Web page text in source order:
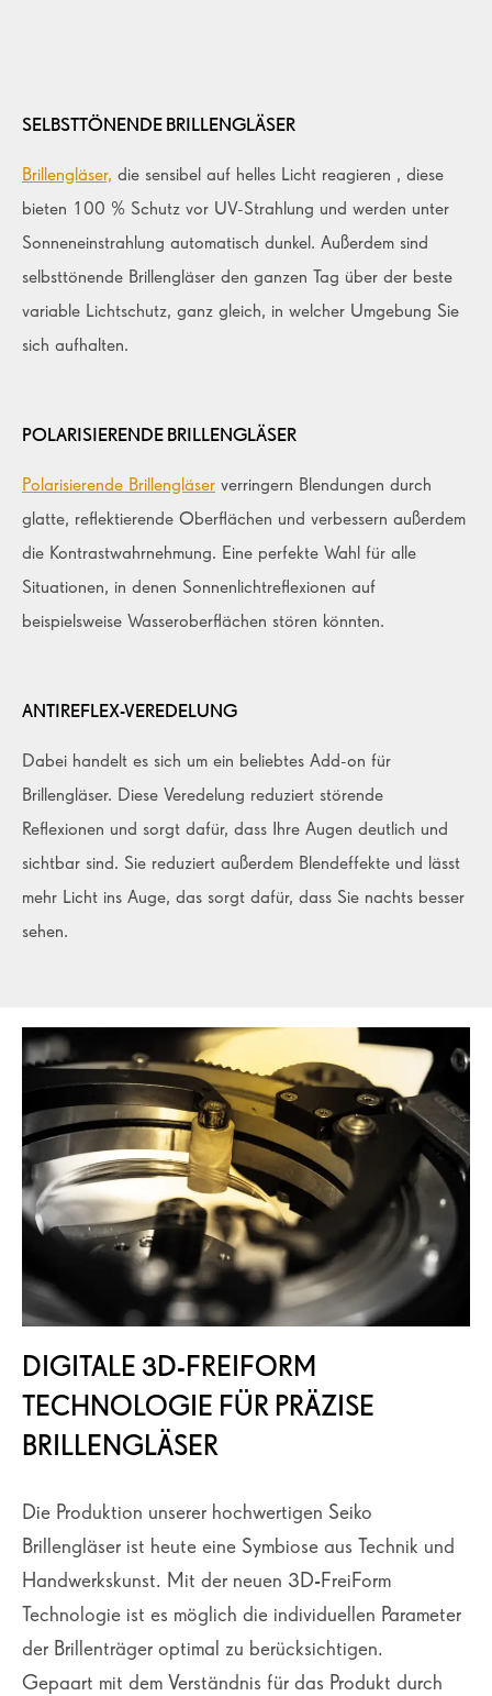
SELBSTTÖNENDE BRILLENGLÄSER
Brillengläser, die sensibel auf helles Licht reagieren , diese
bieten 100 % Schutz vor UV-Strahlung und werden unter
Sonneneinstrahlung automatisch dunkel. Außerdem sind
selbsttönende Brillengläser den ganzen Tag über der beste
variable Lichtschutz, ganz gleich, in welcher Umgebung Sie
sich aufhalten.
POLARISIERENDE BRILLENGLÄSER
Polarisierende Brillengläser verringern Blendungen durch
glatte, reflektierende Oberflächen und verbessern außerdem
die Kontrastwahrnehmung. Eine perfekte Wahl für alle
Situationen, in denen Sonnenlichtreflexionen auf
beispielsweise Wasseroberflächen stören könnten.
ANTIREFLEX-VEREDELUNG
Dabei handelt es sich um ein beliebtes Add-on für
Brillengläser. Diese Veredelung reduziert störende
Reflexionen und sorgt dafür, dass Ihre Augen deutlich und
sichtbar sind. Sie reduziert außerdem Blendeffekte und lässt
mehr Licht ins Auge, das sorgt dafür, dass Sie nachts besser
sehen.
DIGITALE 3D-FREIFORM
TECHNOLOGIE FÜR PRÄZISE
BRILLENGLÄSER
Die Produktion unserer hochwertigen Seiko
Brillengläser ist heute eine Symbiose aus Technik und
Handwerkskunst. Mit der neuen 3D-FreiForm
Technologie ist es möglich die individuellen Parameter
der Brillenträger optimal zu berücksichtigen.
Gepaart mit dem Verständnis für das Produkt durch